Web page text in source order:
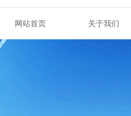
网站首页 关于我们